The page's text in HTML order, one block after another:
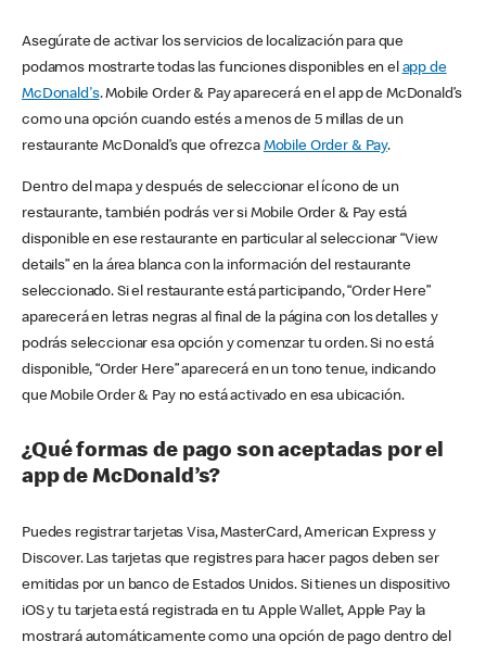
Asegúrate de activar los servicios de localización para que
podamos mostrarte todas las funciones disponibles en el app de
McDonald's. Mobile Order & Pay aparecerá en el app de McDonald’s
como una opción cuando estés a menos de 5 millas de un
restaurante McDonald’s que ofrezca Mobile Order & Pay.
Dentro del mapa y después de seleccionar el ícono de un
restaurante, también podrás ver si Mobile Order & Pay está
disponible en ese restaurante en particular al seleccionar “View
details” en la área blanca con la información del restaurante
seleccionado. Si el restaurante está participando, “Order Here”
aparecerá en letras negras al final de la página con los detalles y
podrás seleccionar esa opción y comenzar tu orden. Si no está
disponible, “Order Here” aparecerá en un tono tenue, indicando
que Mobile Order & Pay no está activado en esa ubicación.
¿Qué formas de pago son aceptadas por el
app de McDonald’s?
Puedes registrar tarjetas Visa, MasterCard, American Express y
Discover. Las tarjetas que registres para hacer pagos deben ser
emitidas por un banco de Estados Unidos. Si tienes un dispositivo
iOS y tu tarjeta está registrada en tu Apple Wallet, Apple Pay la
mostrará automáticamente como una opción de pago dentro del